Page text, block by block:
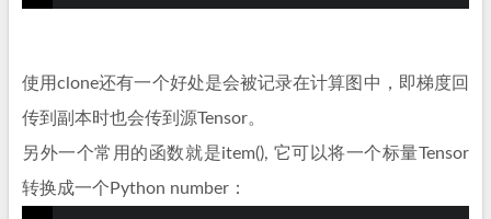
使用clone还有一个好处是会被记录在计算图中，即梯度回
传到副本时也会传到源Tensor。
另外一个常用的函数就是item(), 它可以将一个标量Tensor
转换成一个Python number：